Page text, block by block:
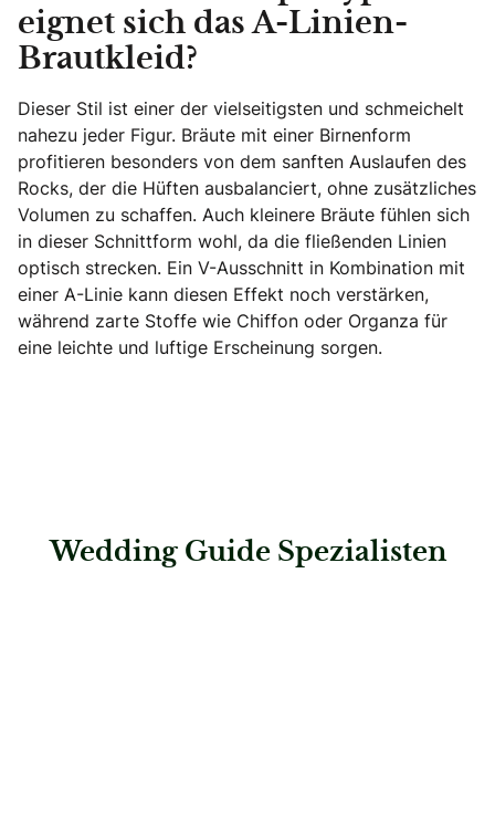
eignet sich das A-Linien-
Brautkleid?
Dieser Stil ist einer der vielseitigsten und schmeichelt
nahezu jeder Figur. Bräute mit einer Birnenform
profitieren besonders von dem sanften Auslaufen des
Rocks, der die Hüften ausbalanciert, ohne zusätzliches
Volumen zu schaffen. Auch kleinere Bräute fühlen sich
in dieser Schnittform wohl, da die fließenden Linien
optisch strecken. Ein V-Ausschnitt in Kombination mit
einer A-Linie kann diesen Effekt noch verstärken,
während zarte Stoffe wie Chiffon oder Organza für
eine leichte und luftige Erscheinung sorgen.
Wedding Guide Spezialisten